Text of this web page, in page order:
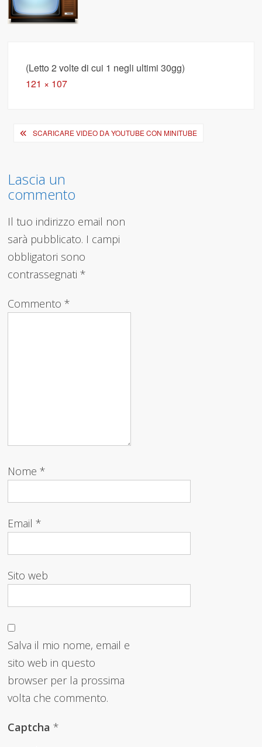
(Letto 2 volte di cui 1 negli ultimi 30gg)
Full
121 × 107
Navigazione
SCARICARE VIDEO DA YOUTUBE CON MINITUBE
Lascia un
commento
Il tuo indirizzo email non
sarà pubblicato. I campi
obbligatori sono
contrassegnati*
Commento*
Nome*
Email*
Sito web
Salva il mio nome, email e
sito web in questo
browser per la prossima
volta che commento.
Captcha*